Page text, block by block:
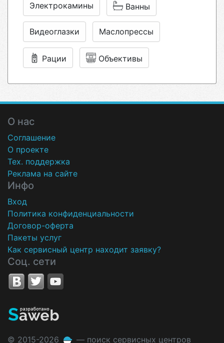
Электрокамины Ванны
Видеоглазки Маслопрессы
Рации Объективы
О нас
Соглашение
О проекте
Тех. поддержка
Реклама на сайте
Инфо
Вход
Политика конфиденциальности
Договор-оферта
Пакеты услуг
Как сервисный центр находит заявку?
Соц. сети
© 2015-2026 — поиск сервисных центров